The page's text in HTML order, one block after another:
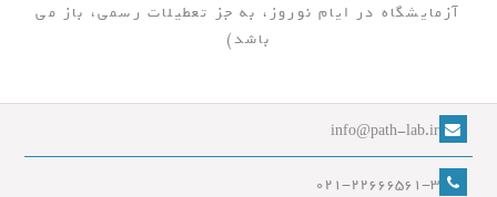
آزمایشگاه در ایام نوروز، به جز تعطیلات رسمی، باز می
باشد)
info@path-lab.ir
021-22666561-3